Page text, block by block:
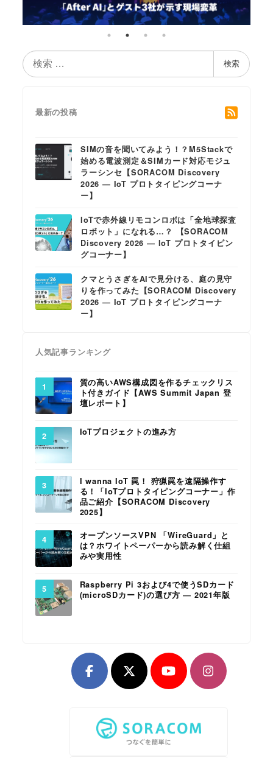
検
索
検索
最新の投稿
SIMの音を聞いてみよう！？M5Stackで
始める電波測定＆SIMカード対応モジュ
ラーシンセ【SORACOM Discovery
2026 ― IoT プロトタイピングコーナ
ー】
IoTで赤外線リモコンロボは「全地球探査
ロボット」になれる…？ 【SORACOM
Discovery 2026 ― IoT プロトタイピン
グコーナー】
クマとうさぎをAIで見分ける、庭の見守
りを作ってみた【SORACOM Discovery
2026 ― IoT プロトタイピングコーナ
ー】
人気記事ランキング
質の高いAWS構成図を作るチェックリス
ト付きガイド【AWS Summit Japan 登
壇レポート】
IoTプロジェクトの進み方
I wanna IoT 罠！ 狩猟罠を遠隔操作す
る！「IoTプロトタイピングコーナー」作
品ご紹介【SORACOM Discovery
2025】
オープンソースVPN 「WireGuard」と
は？ホワイトペーパーから読み解く仕組
みや実用性
Raspberry Pi 3および4で使うSDカード
(microSDカード)の選び方 ― 2021年版